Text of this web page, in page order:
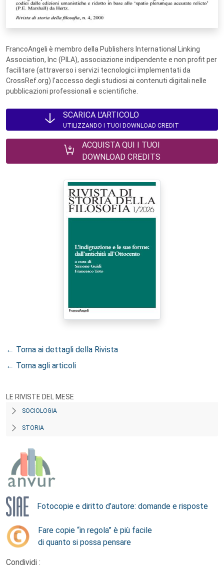
FrancoAngeli è membro della Publishers International Linking
Association, Inc (PILA), associazione indipendente e non profit per
facilitare (attraverso i servizi tecnologici implementati da
CrossRef.org) l’accesso degli studiosi ai contenuti digitali nelle
pubblicazioni professionali e scientifiche.
SCARICA L'ARTICOLO
UTILIZZANDO I TUOI DOWNLOAD CREDIT
ACQUISTA QUI I TUOI
DOWNLOAD CREDITS
← Torna ai dettagli della Rivista
← Torna agli articoli
LE RIVISTE DEL MESE
SOCIOLOGIA
STORIA
Fotocopie e diritto d’autore: domande e risposte
Fare copie “in regola” è più facile
di quanto si possa pensare
Condividi :